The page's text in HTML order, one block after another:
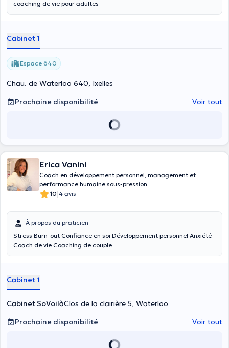
coaching de vie pour adultes
Cabinet 1
Espace 640
Chau. de Waterloo 640, Ixelles
Prochaine disponibilité
Voir tout
Erica Vanini
Coach en développement personnel, management et
performance humaine sous-pression
10|4 avis
À propos du praticien
Stress Burn-out Confiance en soi Développement personnel Anxiété
Coach de vie Coaching de couple
Cabinet 1
Cabinet SoVoilàClos de la clairière 5, Waterloo
Prochaine disponibilité
Voir tout